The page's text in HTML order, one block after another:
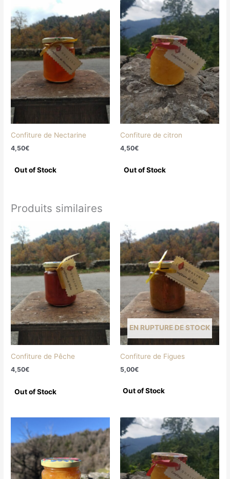
Confiture de Nectarine
4,50€
Confiture de citron
4,50€
Produits similaires
Confiture de Pêche
4,50€
EN RUPTURE DE STOCK
Confiture de Figues
5,00€